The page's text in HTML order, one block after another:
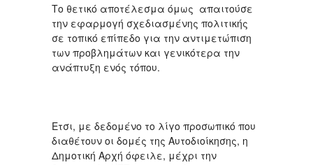
Το θετικό αποτέλεσμα όμως απαιτούσε
την εφαρμογή σχεδιασμένης πολιτικής
σε τοπικό επίπεδο για την αντιμετώπιση
των προβλημάτων και γενικότερα την
ανάπτυξη ενός τόπου.
Ετσι, με δεδομένο το λίγο προσωπικό που
διαθέτουν οι δομές της Αυτοδιοίκησης, η
Δημοτική Αρχή όφειλε, μέχρι την